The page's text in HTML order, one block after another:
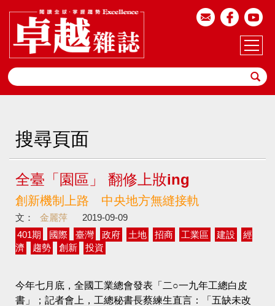
搜尋頁面
全臺「園區」 翻修上妝ing
創新機制上路 中央地方無縫接軌
文： 金麗萍
2019-09-09
401期
國際 臺灣 政府 土地 招商 工業區 建設
經
濟
趨勢 創新 投資
今年七月底，全國工業總會發表「二○一九年工總白皮
書」；記者會上，工總秘書長蔡練生直言：「五缺未改